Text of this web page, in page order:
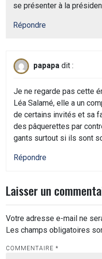
se présenter à la
Répondre
papapa dit :
Je ne regarde pas cette
Léa Salamé, elle a un
de certains invités et sa
des pâquerettes par
gants surtout si ils sont
Répondre
Laisser un
Votre adresse e-mail ne
Les champs obligatoires
COMMENTAIRE *